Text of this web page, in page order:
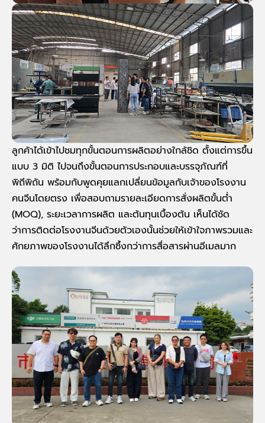
ลูกค้าได้เข้าไปชมทุกขั้นตอนการผลิตอย่างใกล้ชิด ตั้งแต่การขึ้น
แบบ 3 มิติ ไปจนถึงขั้นตอนการประกอบและบรรจุภัณฑ์ที่
พิถีพิถัน พร้อมกับพูดคุยแลกเปลี่ยนข้อมูลกับเจ้าของโรงงาน
คนจีนโดยตรง เพื่อสอบถามรายละเอียดการสั่งผลิตขั้นต่ำ
(MOQ), ระยะเวลาการผลิต และต้นทุนเบื้องต้น เห็นได้ชัด
ว่าการติดต่อโรงงานจีนด้วยตัวเองนั้นช่วยให้เข้าใจภาพรวมและ
ศักยภาพของโรงงานได้ลึกซึ้งกว่าการสื่อสารผ่านอีเมลมาก